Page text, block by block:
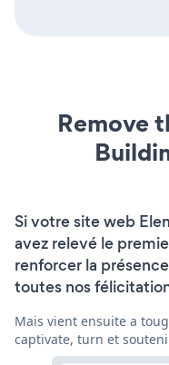
Remove
Si votre site web
avez relevé le
renforcer la
toutes nos
Mais vient ensuite a
captivate, turn et